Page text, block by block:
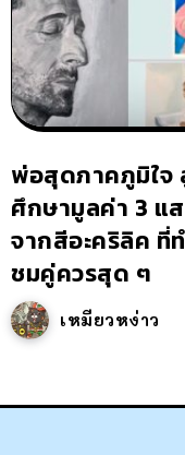
พ่อสุดภาคภูมิใจ
ศึกษามูลค่า 3 แ
จากสีอะคริลิค ที่
ชมคู่ควรสุด ๆ
เหมียวหง่าว